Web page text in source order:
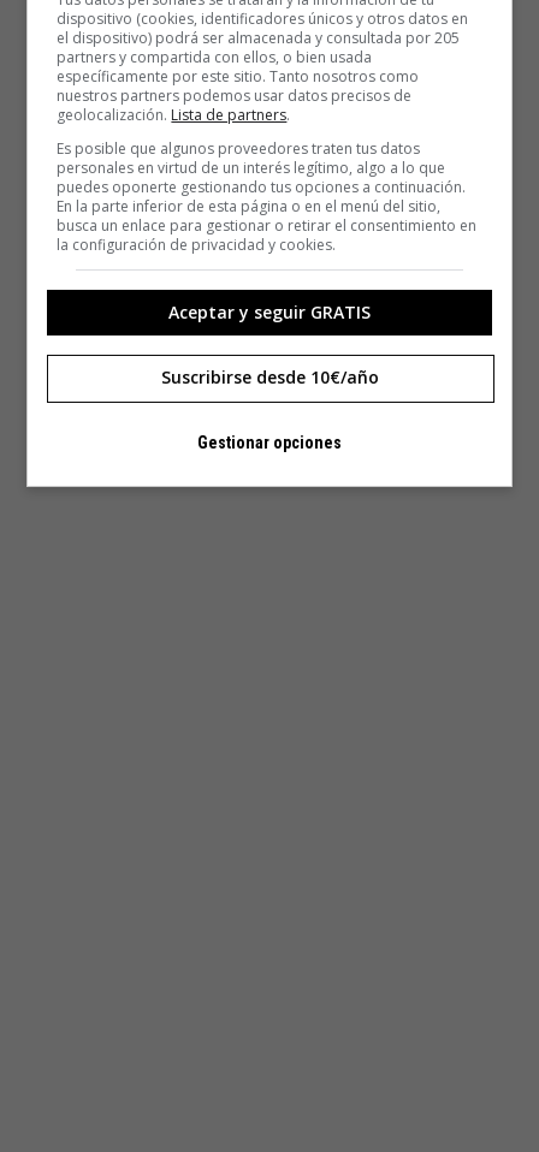
dispositivo (cookies, identificadores únicos y otros datos en
el dispositivo) podrá ser almacenada y consultada por 205
partners y compartida con ellos, o bien usada
específicamente por este sitio. Tanto nosotros como
nuestros partners podemos usar datos precisos de
geolocalización. Lista de partners.
Es posible que algunos proveedores traten tus datos
personales en virtud de un interés legítimo, algo a lo que
puedes oponerte gestionando tus opciones a continuación.
En la parte inferior de esta página o en el menú del sitio,
busca un enlace para gestionar o retirar el consentimiento en
la configuración de privacidad y cookies.
Aceptar y seguir GRATIS
Suscribirse desde 10€/año
Gestionar opciones